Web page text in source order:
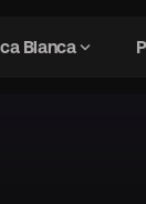
Blancaexpand_more